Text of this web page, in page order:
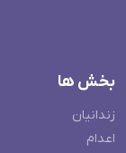
بخش ها
زندانیان
اعدام